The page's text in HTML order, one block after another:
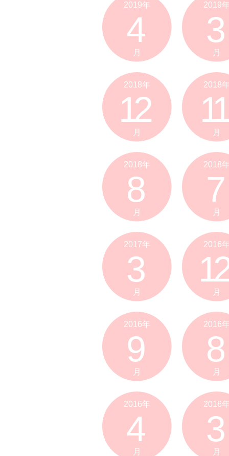
2019年
4
月
2019
3
月
2018年
12
月
2018
11
月
2018年
8
月
2018
7
月
2017年
3
月
2016
12
月
2016年
9
月
2016
8
月
2016年
4
月
2016
3
月